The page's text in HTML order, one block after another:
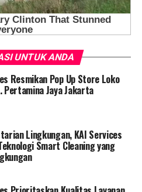
UNTUK ANDA
Resmikan Pop Up Store Loko
Pertamina Jaya Jakarta
Lingkungan, KAI Services
Smart Cleaning yang